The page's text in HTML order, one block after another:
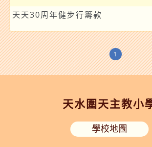
天天30周年健步行籌款
1
天水圍天主教小
學校地圖